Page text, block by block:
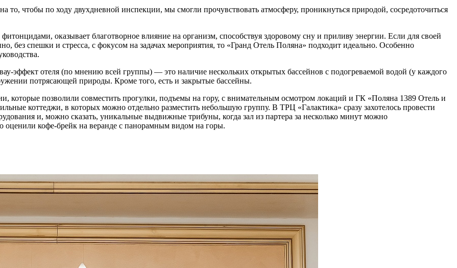
то, чтобы по ходу двухдневной инспекции, мы смогли прочувствовать атмосферу, проникнуться природой, сосредоточиться
оказывает благотворное влияние на организм, способствуя здоровому сну и приливу энергии. Если для своей
без спешки и стресса, с фокусом на задачах мероприятия, то «Гранд Отель Поляна» подходит идеально. Особенно
эффект отеля (по мнению всей группы) — это наличие нескольких открытых бассейнов с подогреваемой водой (у каждого
потрясающей природы. Кроме того, есть и закрытые бассейны.
которые позволили совместить прогулки, подъемы на гору, с внимательным осмотром локаций и ГК «Поляна 1389 Отель и
коттеджи, в которых можно отдельно разместить небольшую группу. В ТРЦ «Галактика» сразу захотелось провести
и, можно сказать, уникальные выдвижные трибуны, когда зал из партера за несколько минут можно
оценили кофе-брейк на веранде с панорамным видом на горы.